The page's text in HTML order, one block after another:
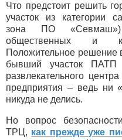
Что предстоит решить
участок из категории
зона ПО
общественных и
Положительное решение
бывший участок ПАТП
развлекательного
предприятия – ведь ни
никуда не делись.
Но вопрос
ТРЦ, как прежде уже